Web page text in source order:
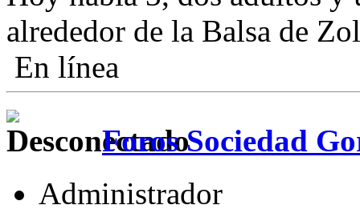
alrededor de la Balsa de
En línea
Foros Sociedad
Administrador